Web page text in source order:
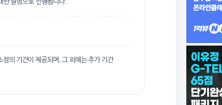
의 기간이 제공되며, 그 외에는 추가 기간